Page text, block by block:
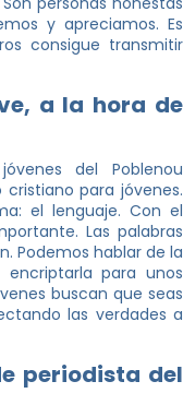
y apreciamos. Es
consigue transmitir
a la hora de
del Poblenou
para jóvenes.
el lenguaje. Con el
Las palabras
Podemos hablar de la
para unos
buscan que seas
las verdades a
periodista del